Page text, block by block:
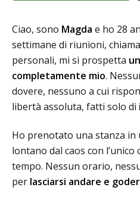
Ciao, sono Magda e ho 28
settimane di riunioni,
personali, mi si prospetta
completamente mio.
dovere, nessuno a cui
libertà assoluta, fatti solo di
Ho prenotato una stanza in
lontano dal caos con
tempo. Nessun orario,
per lasciarsi andare e